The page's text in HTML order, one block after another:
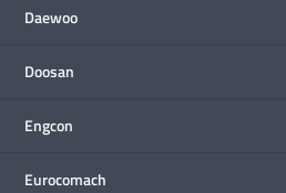
Daewoo
Doosan
Engcon
Eurocomach